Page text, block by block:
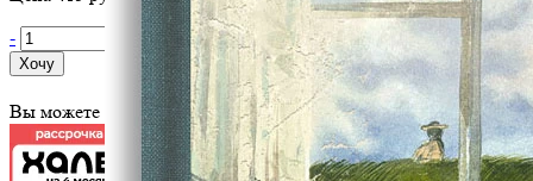
-
+
Хочу
Вы можете оплатить эту книгу картой